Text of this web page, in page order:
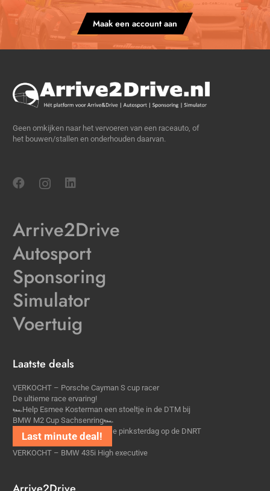
Maak een account aan
Geen omkijken naar het vervoeren van een raceauto, of
het bouwen/stallen en onderhouden daarvan.
Arrive2Drive
Autosport
Sponsoring
Simulator
Voertuig
Laatste deals
VERKOCHT – Porsche Cayman S cup racer
De ultieme race ervaring!
🏎Help Esmee Kosterman een stoeltje in de DTM bij
BMW M2 Cup Sachsenring🏎
Last Minute Max5cup rijden 1e pinksterdag op de DNRT
Pinksterraces
VERKOCHT – BMW 435i High executive